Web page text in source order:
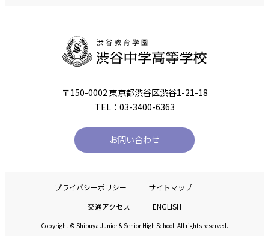
〒150-0002 東京都渋谷区渋谷1-21-18
TEL：03-3400-6363
お問い合わせ
プライバシーポリシー
サイトマップ
交通アクセス
ENGLISH
Copyright © Shibuya Junior & Senior High School. All rights reserved.